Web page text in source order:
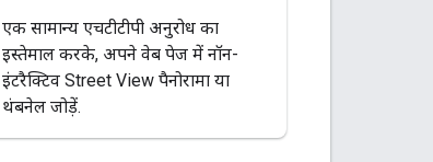
एक सामान्य एचटीटीपी अनुरोध का
इस्तेमाल करके, अपने वेब पेज में नॉन-
इंटरैक्टिव Street View पैनोरामा या
थंबनेल जोड़ें.